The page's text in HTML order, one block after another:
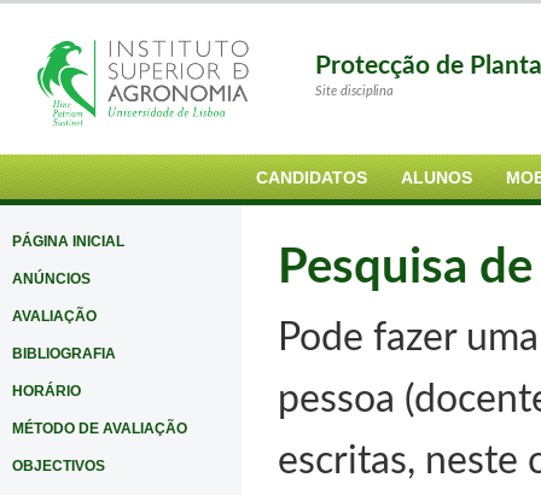
Protecção de
Site disciplina
CANDIDATOS ALUNOS
PÁGINA INICIAL
ANÚNCIOS
AVALIAÇÃO
BIBLIOGRAFIA
HORÁRIO
MÉTODO DE AVALIAÇÃO
OBJECTIVOS
Pesquisa
Pode fazer
pessoa
escritas, neste